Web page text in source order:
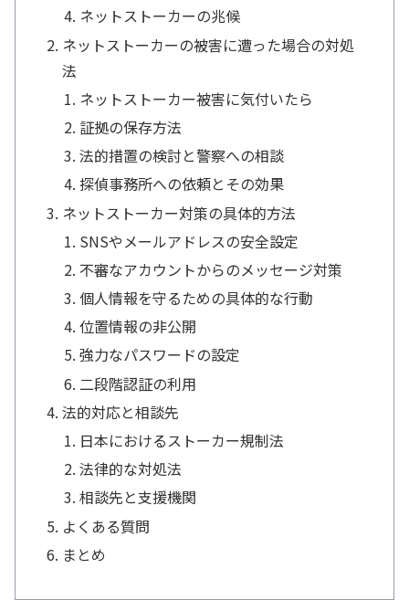
ネットストーカーの兆候
ネットストーカーの被害に遭った場合の対処
法
ネットストーカー被害に気付いたら
証拠の保存方法
法的措置の検討と警察への相談
探偵事務所への依頼とその効果
ネットストーカー対策の具体的方法
SNSやメールアドレスの安全設定
不審なアカウントからのメッセージ対策
個人情報を守るための具体的な行動
位置情報の非公開
強力なパスワードの設定
二段階認証の利用
法的対応と相談先
日本におけるストーカー規制法
法律的な対処法
相談先と支援機関
よくある質問
まとめ